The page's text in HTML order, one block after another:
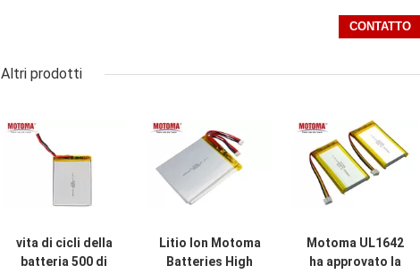
Altri prodotti
vita di cicli della
batteria 500 di
Litio Ion Motoma
Batteries High
Motoma UL1642
ha approvato la